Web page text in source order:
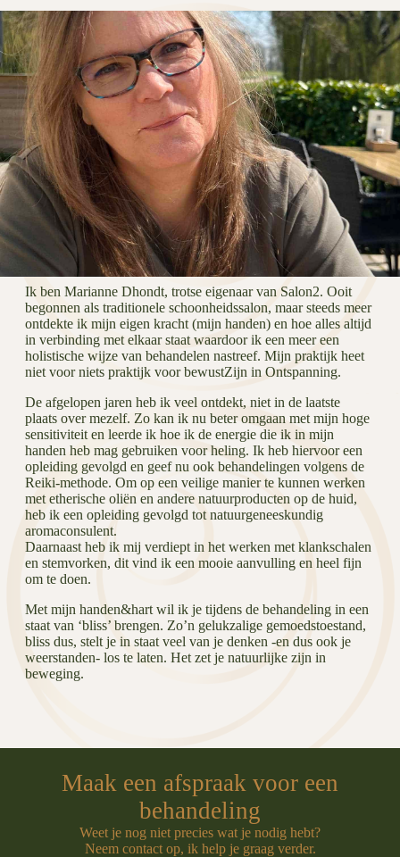
Ik ben Marianne Dhondt, trotse eigenaar van Salon2. Ooit
begonnen als traditionele schoonheidssalon, maar steeds meer
ontdekte ik mijn eigen kracht (mijn handen) en hoe alles altijd
in verbinding met elkaar staat waardoor ik een meer een
holistische wijze van behandelen nastreef. Mijn praktijk heet
niet voor niets praktijk voor bewustZijn in Ontspanning.
De afgelopen jaren heb ik veel ontdekt, niet in de laatste
plaats over mezelf. Zo kan ik nu beter omgaan met mijn hoge
sensitiviteit en leerde ik hoe ik de energie die ik in mijn
handen heb mag gebruiken voor heling. Ik heb hiervoor een
opleiding gevolgd en geef nu ook behandelingen volgens de
Reiki-methode. Om op een veilige manier te kunnen werken
met etherische oliën en andere natuurproducten op de huid,
heb ik een opleiding gevolgd tot natuurgeneeskundig
aromaconsulent.
Daarnaast heb ik mij verdiept in het werken met klankschalen
en stemvorken, dit vind ik een mooie aanvulling en heel fijn
om te doen.
Met mijn handen&hart wil ik je tijdens de behandeling in een
staat van ‘bliss’ brengen. Zo’n gelukzalige gemoedstoestand,
bliss dus, stelt je in staat veel van je denken -en dus ook je
weerstanden- los te laten. Het zet je natuurlijke zijn in
beweging.
Maak een afspraak voor een
behandeling
Weet je nog niet precies wat je nodig hebt?
Neem contact op, ik help je graag verder.